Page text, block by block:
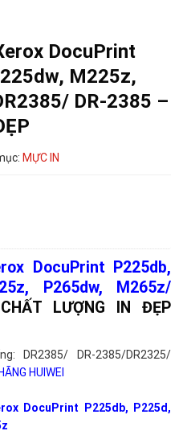
DocuPrint
M225z,
DR-2385 –
MỰC IN
DocuPrint P225db,
P265dw, M265z/
LƯỢNG IN ĐẸP
DR2385/ DR-2385/DR2325/
HUIWEI
DocuPrint P225db, P225d,